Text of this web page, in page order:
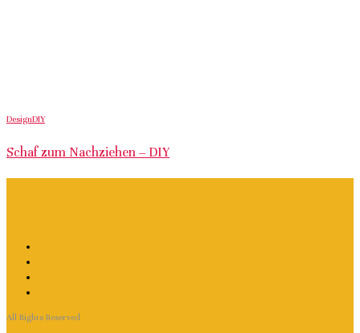
DesignDIY
Schaf zum Nachziehen – DIY
All Rights Reserved